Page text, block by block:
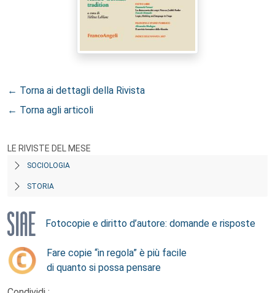
← Torna ai dettagli della Rivista
← Torna agli articoli
LE RIVISTE DEL MESE
SOCIOLOGIA
STORIA
Fotocopie e diritto d’autore: domande e risposte
Fare copie “in regola” è più facile
di quanto si possa pensare